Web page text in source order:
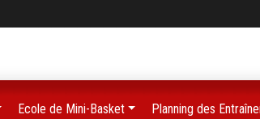
Ecole de Mini-Basket Planning des